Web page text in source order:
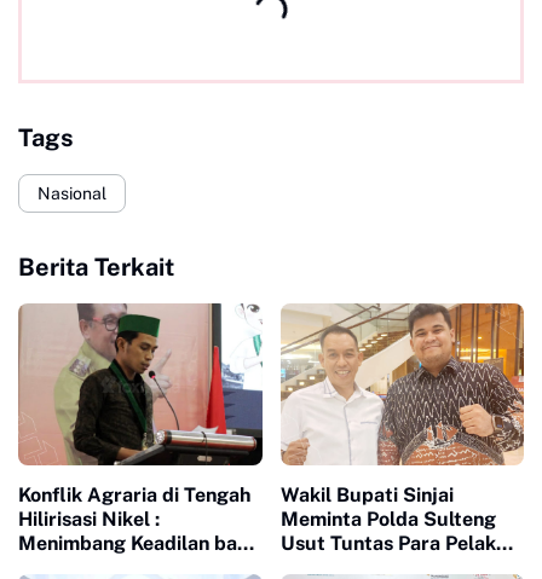
Tags
Nasional
Berita Terkait
Konflik Agraria di Tengah
Hilirisasi Nikel :
Menimbang Keadilan bagi
Wakil Bupati Sinjai
Meminta Polda Sulteng
Usut Tuntas Para Pelaku